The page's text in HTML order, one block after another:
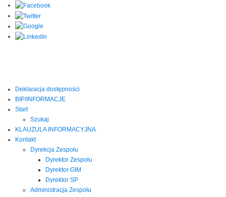
Deklaracja dostępności
BIP/INFORMACJE
Start
Szukaj
KLAUZULA INFORMACYJNA
Kontakt
Dyrekcja Zespołu
Dyrektor Zespołu
Dyrektor GIM
Dyrektor SP
Administracja Zespołu